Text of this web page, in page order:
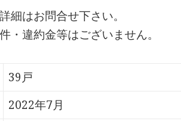
はお問合せ下さい。
違約金等はございません。
39戸
2022年7月